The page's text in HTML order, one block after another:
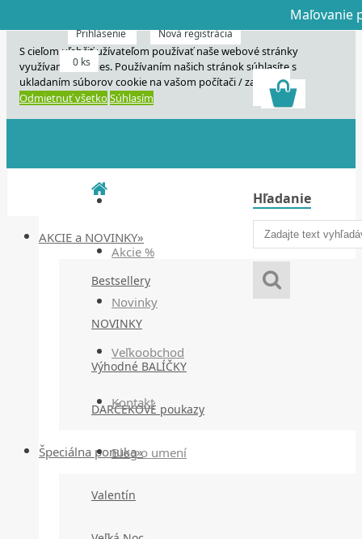
S cieľom uľahčiť užívateľom používať naše webové stránky
využívame cookies. Používaním našich stránok súhlasíte s
ukladaním súborov cookie na vašom počítači / zariadení.
Odmietnuť všetko Súhlasím
Akcie %
Novinky
Veľkoobchod
Kontakt
Blog o umení
Hľadanie
Prihlásenie Nová registrácia
0 ks
AKCIE a NOVINKY»
Bestsellery
NOVINKY
Výhodné BALÍČKY
DARČEKOVÉ poukazy
Špeciálna ponuka»
Valentín
Dnes
Dnes veľký
Maľovanie